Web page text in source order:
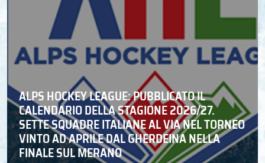
ALPS HOCKEY LEAGUE: PUBBLICATO IL
CALENDARIO DELLA STAGIONE 2026/27.
SETTE SQUADRE ITALIANE AL VIA NEL TORNEO
VINTO AD APRILE DAL GHERDEINA NELLA
FINALE SUL MERANO